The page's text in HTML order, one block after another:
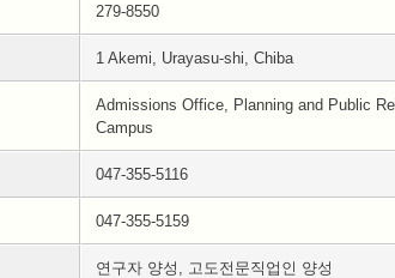
279-8550
1 Akemi, Urayasu-shi, Chiba
Admissions Office, Planning and Public
Campus
047-355-5116
047-355-5159
연구자 양성, 고도전문직업인 양성